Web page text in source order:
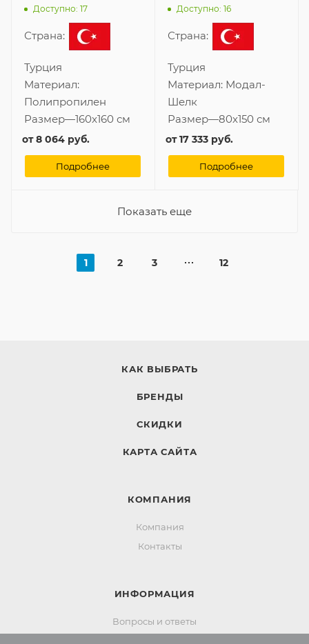
Доступно: 17
Страна:
Турция
Материал:
Полипропилен
Размер—160x160 см
от8 064 руб.
Подробнее
Доступно: 16
Страна:
Турция
Материал: Модал-
Шелк
Размер—80x150 см
от17 333 руб.
Подробнее
Показать еще
1 2 3 12
КАК ВЫБРАТЬ
БРЕНДЫ
СКИДКИ
КАРТА САЙТА
КОМПАНИЯ
Компания
Контакты
ИНФОРМАЦИЯ
Вопросы и ответы